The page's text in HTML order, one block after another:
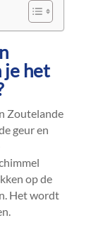
je het
Zoutelande
geur en
op de
Het wordt